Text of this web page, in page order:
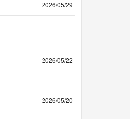
2026/05/29
2026/05/22
2026/05/20